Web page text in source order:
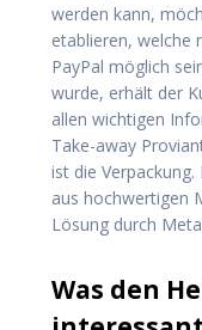
werden kann,
etablieren, welche
PayPal möglich
wurde, erhält der
allen wichtigen
Take-away
ist die
aus hochwertigen
Lösung durch
Was den